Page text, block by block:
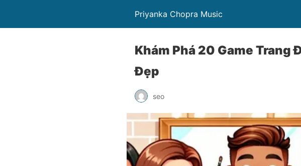
Priyanka Chopra Music
Khám Phá 20 Game Trang
Đẹp
seo